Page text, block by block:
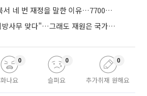
추미애가 페이스북서 네 번 재정을 말한 이유…7700억 추경 열쇠는 도의회에
추미애 "소방은 지방사무 맞다"…그래도 재원은 국가가 나눠야
화나요
0
슬퍼요
0
추가취재 원해요
0